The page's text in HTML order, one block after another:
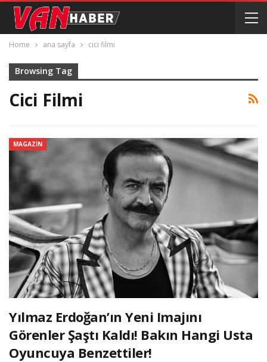
Home ana sayfa cici filmi
Browsing Tag
Cici Filmi
MAGAZIN
Yılmaz Erdoğan’ın Yeni Imajını
Görenler Şaştı Kaldı! Bakın Hangi Usta
Oyuncuya Benzettiler!